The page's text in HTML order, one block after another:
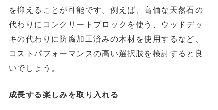
を抑えることが可能です。例えば、高価な天然石の
代わりにコンクリートブロックを使う、ウッドデッ
キの代わりに防腐加工済みの木材を使用するなど、
コストパフォーマンスの高い選択肢を検討すると良
いでしょう。
成長する楽しみを取り入れる